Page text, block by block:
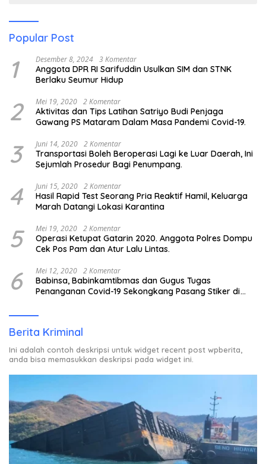
Popular Post
1 Desember 8, 2024 3 Komentar
Anggota DPR RI Sarifuddin Usulkan SIM dan STNK
Berlaku Seumur Hidup
2 Mei 19, 2020 2 Komentar
Aktivitas dan Tips Latihan Satriyo Budi Penjaga
Gawang PS Mataram Dalam Masa Pandemi Covid-19.
3 Juni 14, 2020 2 Komentar
Transportasi Boleh Beroperasi Lagi ke Luar Daerah, Ini
Sejumlah Prosedur Bagi Penumpang.
4 Juni 15, 2020 2 Komentar
Hasil Rapid Test Seorang Pria Reaktif Hamil, Keluarga
Marah Datangi Lokasi Karantina
5 Mei 19, 2020 2 Komentar
Operasi Ketupat Gatarin 2020. Anggota Polres Dompu
Cek Pos Pam dan Atur Lalu Lintas.
6 Mei 12, 2020 2 Komentar
Babinsa, Babinkamtibmas dan Gugus Tugas
Penanganan Covid-19 Sekongkang Pasang Stiker di
Berita Kriminal
Ini adalah contoh deskripsi untuk widget recent post wpberita,
anda bisa memasukkan deskripsi pada widget ini.